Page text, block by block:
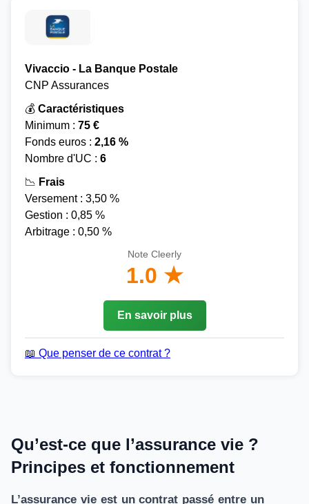
Vivaccio - La Banque Postale
CNP Assurances
💰 Caractéristiques
Minimum : 75 €
Fonds euros : 2,16 %
Nombre d'UC : 6
📉 Frais
Versement : 3,50 %
Gestion : 0,85 %
Arbitrage : 0,50 %
Note Cleerly
1.0 ★
En savoir plus
📖 Que penser de ce contrat ?
Qu’est-ce que l’assurance vie ?
Principes et fonctionnement
L’assurance vie est un contrat passé entre un